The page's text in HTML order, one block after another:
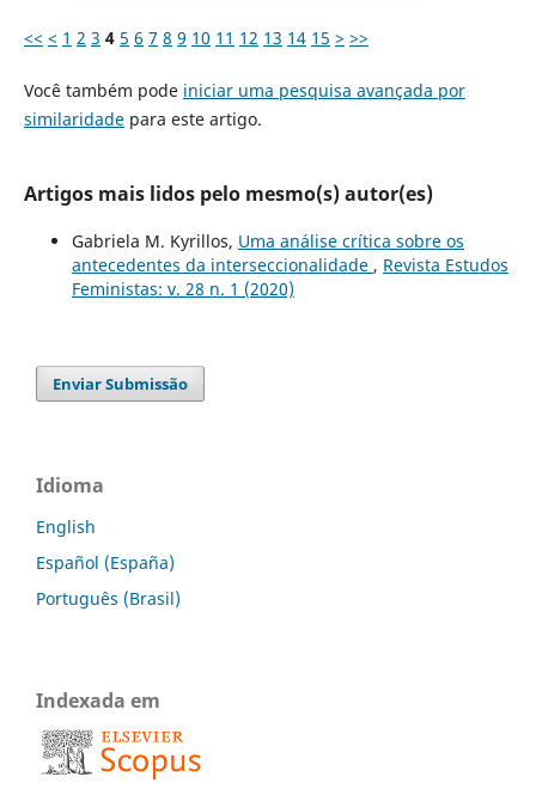
<< < 1 2 3 4 5 6 7 8 9 10 11 12 13 14 15 > >>
Você também pode iniciar uma pesquisa avançada por
similaridadepara este artigo.
Artigos mais lidos pelo mesmo(s) autor(es)
Gabriela M. Kyrillos, Uma análise crítica sobre os
antecedentes da interseccionalidade , Revista Estudos
Feministas: v. 28 n. 1 (2020)
Enviar Submissão
Idioma
English
Español (España)
Português (Brasil)
Indexada em